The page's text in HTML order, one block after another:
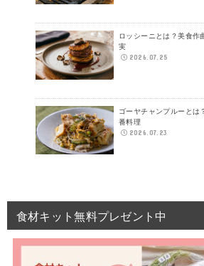
ロッシーニとは？美食作
実
2026.07.25
ゴーヤチャンプルーとは
番料理
2026.07.23
食材キット無料プレゼント中